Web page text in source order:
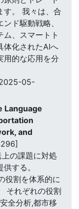
す。 我々は、合
ド駆動戦略、
、スマートト
体化されたAIへ
用的な応用を分
05-
Language
and
の課題に対処
する。
役割を体系的に
それぞれの役割
全分析,都市移